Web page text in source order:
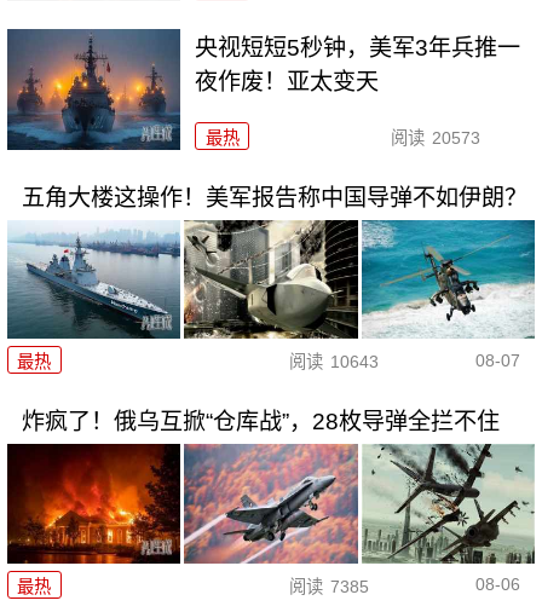
央视短短5秒钟，美军3年兵推一
夜作废！亚太变天
最热 阅读 20573
五角大楼这操作！美军报告称中国导弹不如伊朗？
最热 阅读 10643 08-07
炸疯了！俄乌互掀“仓库战”，28枚导弹全拦不住
最热 阅读 7385 08-06